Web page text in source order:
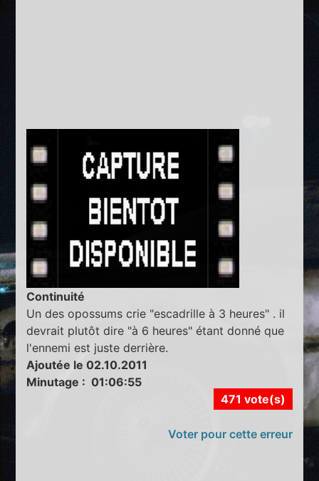
Continuité
Un des opossums crie "escadrille à 3 heures" . il
devrait plutôt dire "à 6 heures" étant donné que
l'ennemi est juste derrière.
Ajoutée le 02.10.2011
Minutage : 01:06:55
471 vote(s)
Voter pour cette erreur